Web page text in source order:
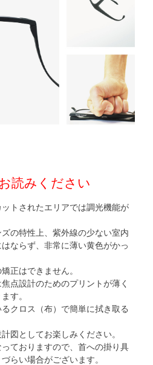
読みください
トされたエリアでは調光機能が
の特性上、紫外線の少ない室内
ならず、非常に薄い黄色がかっ
正はできません。
点設計のためのプリントが薄く
す。
クロス（布）で簡単に拭き取る
図としてお楽しみください。
ておりますので、首への掛り具
らい場合がございます。